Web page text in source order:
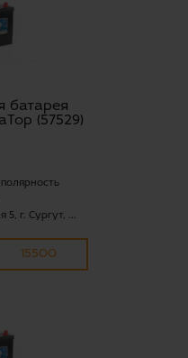
батарея
(57529)
5, г. Сургут, ...
15500